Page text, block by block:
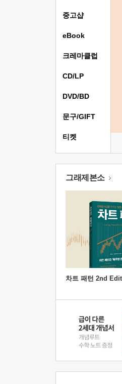
중고샵
eBook
크레마클럽
CD/LP
DVD/BD
문구/GIFT
티켓
그래제본소
차트 패턴 2nd